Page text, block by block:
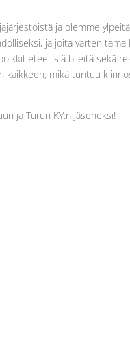
ja olemme
ja joita varten
bileitä sekä
kaikkeen, mikä tuntuu
ja Turun KY:n jäseneksi!